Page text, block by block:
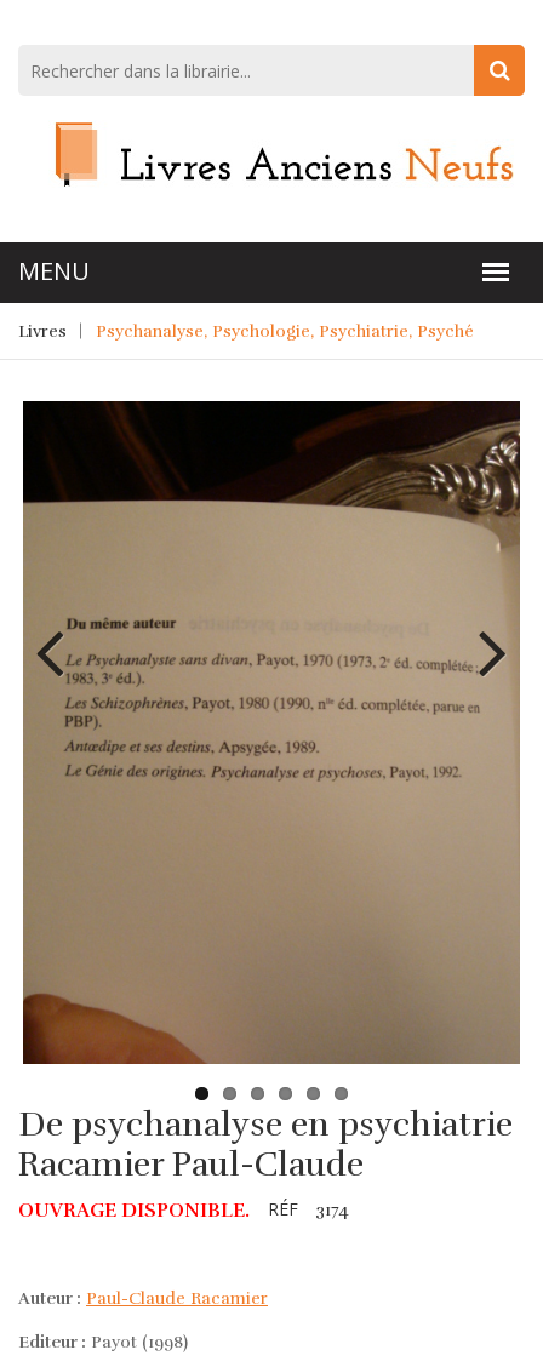
Livres Psychanalyse, Psychologie, Psychiatrie, Psyché
De psychanalyse en psychiatrie
Racamier Paul-Claude
OUVRAGE DISPONIBLE. RÉF 3174
Auteur : Paul-Claude Racamier
Editeur : Payot (1998)